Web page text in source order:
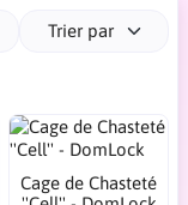
Trier par
Cage de Chasteté